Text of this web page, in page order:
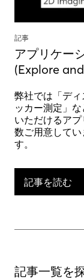
記事
アプリケー
(Explore
弊社では「デ
ッカー測定」
いただけるア
数ご用意して
す。
記事を読む
記事一覧を